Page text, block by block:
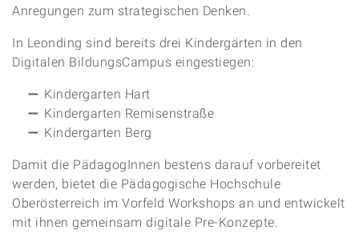
Anregungen zum strategischen Denken.
In Leonding sind bereits drei Kindergärten in den
Digitalen BildungsCampus eingestiegen:
Kindergarten Hart
Kindergarten Remisenstraße
Kindergarten Berg
Damit die PädagogInnen bestens darauf vorbereitet
werden, bietet die Pädagogische Hochschule
Oberösterreich im Vorfeld Workshops an und entwickelt
mit ihnen gemeinsam digitale Pre-Konzepte.